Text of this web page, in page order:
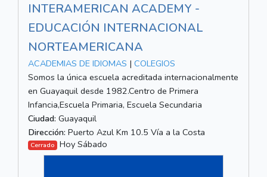
INTERAMERICAN ACADEMY -
EDUCACIÓN INTERNACIONAL
NORTEAMERICANA
ACADEMIAS DE IDIOMAS | COLEGIOS
Somos la única escuela acreditada internacionalmente
en Guayaquil desde 1982.Centro de Primera
Infancia,Escuela Primaria, Escuela Secundaria
Ciudad: Guayaquil
Dirección: Puerto Azul Km 10.5 Vía a la Costa
Cerrado Hoy Sábado